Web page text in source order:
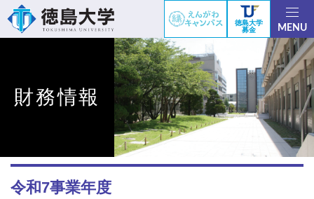
徳島大学
募金
MENU
財務情報
令和7事業年度